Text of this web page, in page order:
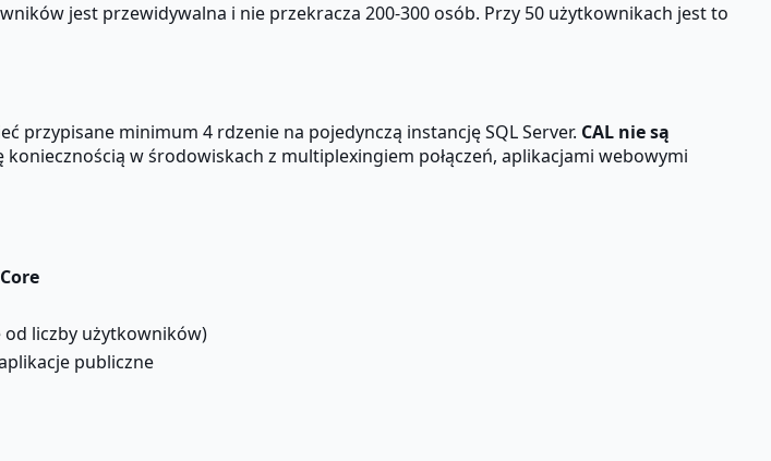
jest przewidywalna i nie przekracza 200-300 osób. Przy 50 użytkownikach jest to
przypisane minimum 4 rdzenie na pojedynczą instancję SQL Server. CAL nie są
w środowiskach z multiplexingiem połączeń, aplikacjami webowymi
od liczby użytkowników)
publiczne